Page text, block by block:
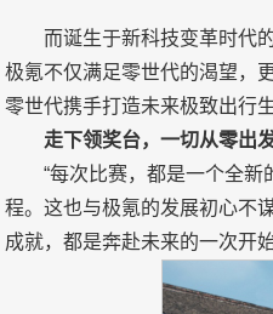
而诞生于新科技变革时代
极氪不仅满足零世代的渴望，
零世代携手打造未来极致出行生
走下领奖台，一切从零出
“每次比赛，都是一个全
程。这也与极氪的发展初心不
成就，都是奔赴未来的一次开始